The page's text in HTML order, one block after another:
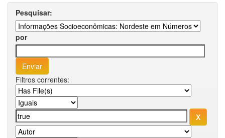
Pesquisar:
por
Filtros correntes: